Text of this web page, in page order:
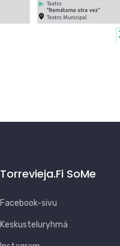
Torrevieja.fi SoMe
Facebook-sivu
Keskusteluryhmä